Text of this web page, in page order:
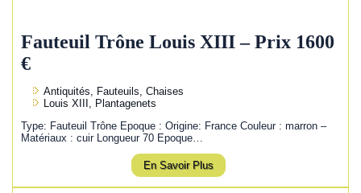
Fauteuil Trône Louis XIII – Prix 1600
€
Antiquités, Fauteuils, Chaises
Louis XIII, Plantagenets
Type: Fauteuil Trône Epoque : Origine: France Couleur : marron –
Matériaux : cuir Longueur 70 Epoque…
En Savoir Plus